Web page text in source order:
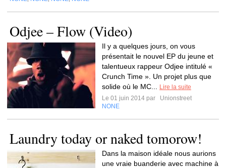
Odjee – Flow (Video)
Il y a quelques jours, on vous
présentait le nouvel EP du jeune et
talentueux rappeur Odjee intitulé «
Crunch Time ». Un projet plus que
solide où le MC...
Lire la suite
Le 01 juin 2014 par
Unionstreet
NONE
Laundry today or naked tomorow!
Dans la maison idéale nous aurions
une vraie buanderie avec machine à